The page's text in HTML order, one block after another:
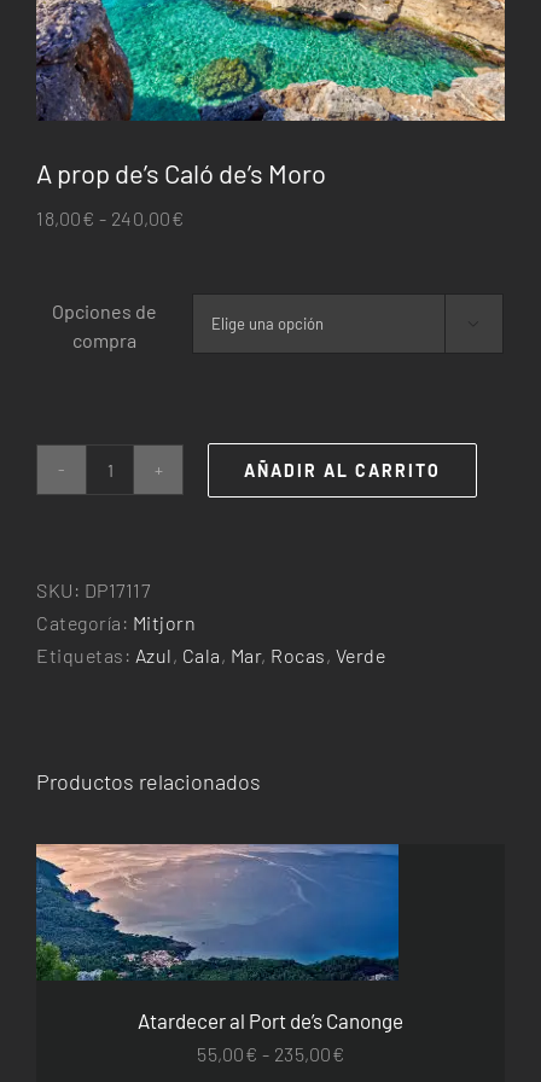
A prop de’s Caló de’s Moro
18,00€ - 240,00€
desde
18,00€
Opciones de
compra
A
Caló
de's
Moro
AÑADIR AL CARRITO
SKU: DP17117
Categoría: Mitjorn
Etiquetas: Azul, Cala, Mar, Rocas, Verde
Productos relacionados
SELECCIONAR OPCIONES
TIENE
MÚLTIPLES
LAS
OPCIONES
Atardecer al Port de’s Canonge
55,00€ - 235,00€